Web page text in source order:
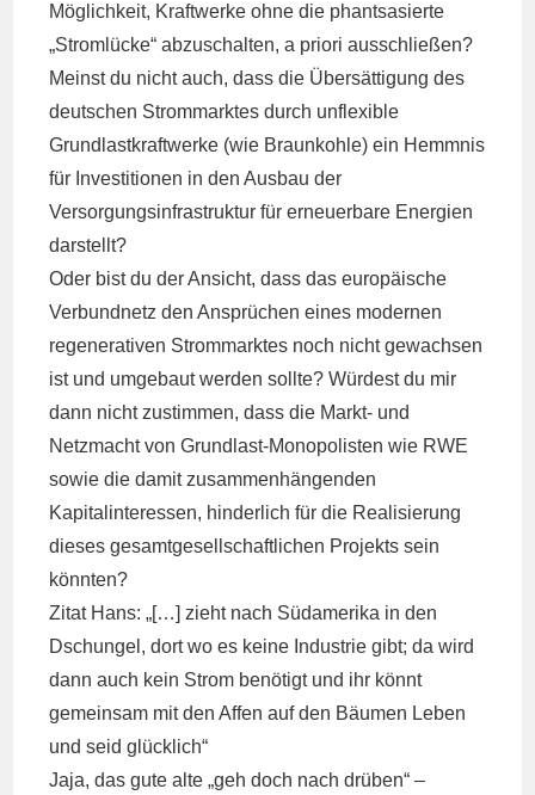
Möglichkeit, Kraftwerke ohne die phantsasierte
„Stromlücke“ abzuschalten, a priori ausschließen?
Meinst du nicht auch, dass die Übersättigung des
deutschen Strommarktes durch unflexible
Grundlastkraftwerke (wie Braunkohle) ein Hemmnis
für Investitionen in den Ausbau der
Versorgungsinfrastruktur für erneuerbare Energien
darstellt?
Oder bist du der Ansicht, dass das europäische
Verbundnetz den Ansprüchen eines modernen
regenerativen Strommarktes noch nicht gewachsen
ist und umgebaut werden sollte? Würdest du mir
dann nicht zustimmen, dass die Markt- und
Netzmacht von Grundlast-Monopolisten wie RWE
sowie die damit zusammenhängenden
Kapitalinteressen, hinderlich für die Realisierung
dieses gesamtgesellschaftlichen Projekts sein
könnten?
Zitat Hans: „[…] zieht nach Südamerika in den
Dschungel, dort wo es keine Industrie gibt; da wird
dann auch kein Strom benötigt und ihr könnt
gemeinsam mit den Affen auf den Bäumen Leben
und seid glücklich“
Jaja, das gute alte „geh doch nach drüben“ –